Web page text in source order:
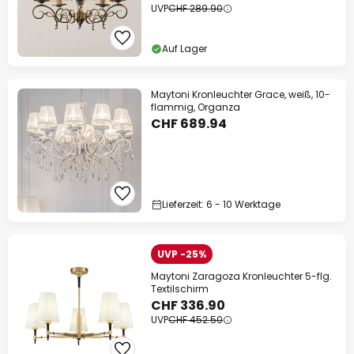
UVPCHF 289.90
Auf Lager
Maytoni Kronleuchter Grace, weiß, 10-
flammig, Organza
CHF 689.94
Lieferzeit: 6 - 10 Werktage
UVP -25%
Maytoni Zaragoza Kronleuchter 5-flg.
Textilschirm
CHF 336.90
UVPCHF 452.50